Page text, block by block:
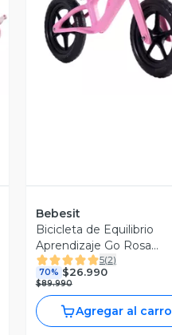
Vista Previa
Bebesit
Bicicleta de Equilibrio
Aprendizaje Go Rosa
Bebesit
5(2)
70% $26.990
$89.990
Agregar al carro